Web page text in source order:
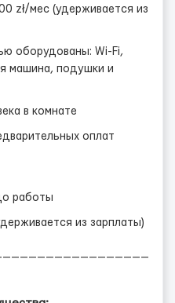
zł/мес (удерживается из
оборудованы: Wi-Fi,
машина, подушки и
в комнате
оплат
работы
из зарплаты)